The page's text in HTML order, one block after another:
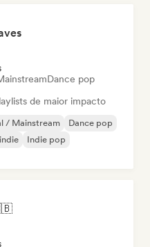
Dance pop
de maior impacto
/ Mainstream
Dance pop
Indie pop